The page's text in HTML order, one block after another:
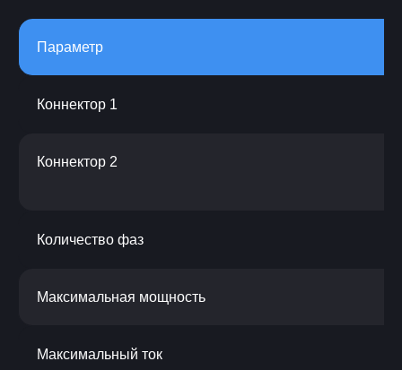
Параметр
Коннектор 1
Коннектор 2
Количество фаз
Максимальная мощность
Максимальный ток